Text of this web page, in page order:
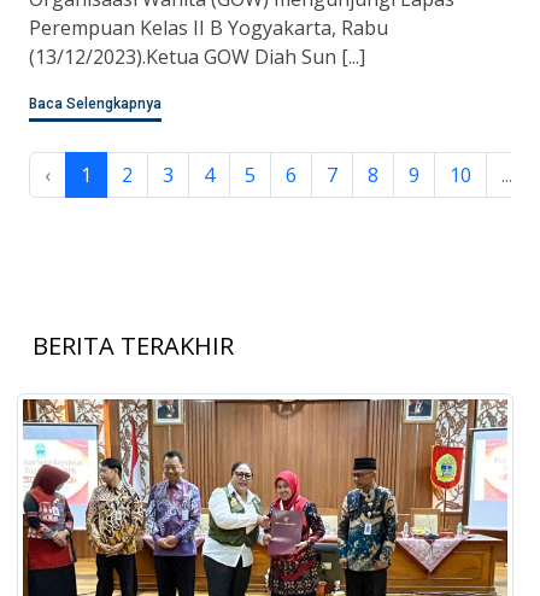
Perempuan Kelas II B Yogyakarta, Rabu
(13/12/2023).Ketua GOW Diah Sun [...]
Baca Selengkapnya
‹ 1 2 3 4 5 6 7 8 9 10 ...
BERITA TERAKHIR